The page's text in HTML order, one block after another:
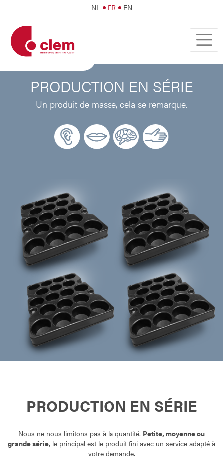
NL FR EN
PRODUCTION EN SÉRIE
Un produit de masse, cela se remarque.
PRODUCTION EN SÉRIE
Nous ne nous limitons pas à la quantité. Petite, moyenne ou
grande série, le principal est le produit fini avec un service adapté à
votre demande.